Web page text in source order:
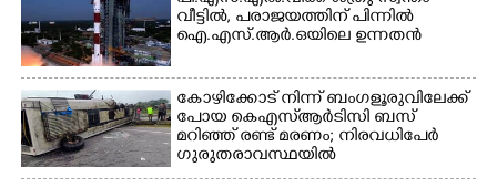
വീട്ടിൽ,​ പരാജയത്തിന് പിന്നിൽ
ഐ.എസ്.ആർ.ഒയിലെ ഉന്നതൻ
കോഴിക്കോട് നിന്ന് ബംഗളൂരുവിലേക്ക്
പോയ കെഎസ്‌ആർടിസി ബസ്
മറിഞ്ഞ് രണ്ട് മരണം; നിരവധിപേർ
ഗുരുതരാവസ്ഥയിൽ